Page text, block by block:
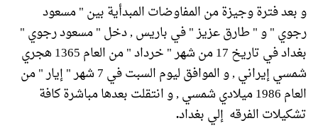
و بعد فترة وجيزة من المفاوضات المبدأية بين " مسعود
رجوي " و " طارق عزيز " في باريس , دخل " مسعود رجوي "
بغداد في تاريخ 17 من شهر " خرداد " من العام 1365 هجري
شمسي إيراني , و الموافق ليوم السبت في 7 شهر " إيار " من
العام 1986 ميلادي شمسي , و انتقلت بعدها مباشرة كافة
تشكيلات الفرقه إلي بغداد.